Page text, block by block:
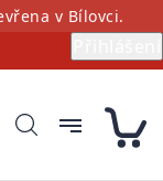
v Bílovci.